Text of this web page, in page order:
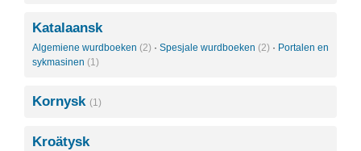
Katalaansk
Algemiene wurdboeken (2) · Spesjale wurdboeken (2) · Portalen en
sykmasinen (1)
Kornysk (1)
Kroätysk